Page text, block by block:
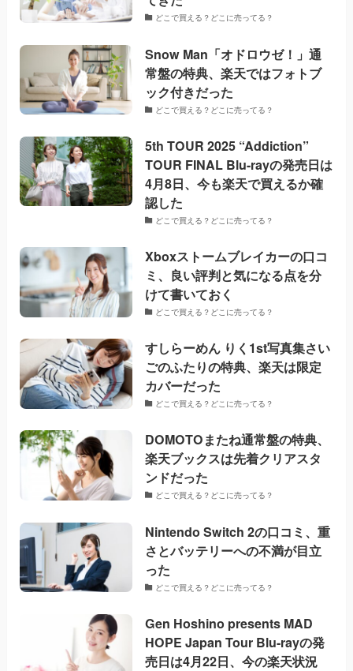
どこで買える？どこに売ってる？
Snow Man「オドロウゼ！」通
常盤の特典、楽天ではフォトブ
ック付きだった
どこで買える？どこに売ってる？
5th TOUR 2025 “Addiction”
TOUR FINAL Blu-rayの発売日は
4月8日、今も楽天で買えるか確
認した
どこで買える？どこに売ってる？
Xboxストームブレイカーの口コ
ミ、良い評判と気になる点を分
けて書いておく
どこで買える？どこに売ってる？
すしらーめん りく1st写真集さい
ごのふたりの特典、楽天は限定
カバーだった
どこで買える？どこに売ってる？
DOMOTOまたね通常盤の特典、
楽天ブックスは先着クリアスタ
ンドだった
どこで買える？どこに売ってる？
Nintendo Switch 2の口コミ、重
さとバッテリーへの不満が目立
った
どこで買える？どこに売ってる？
Gen Hoshino presents MAD
HOPE Japan Tour Blu-rayの発
売日は4月22日、今の楽天状況